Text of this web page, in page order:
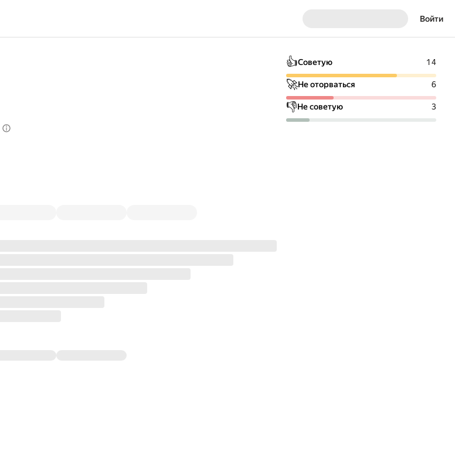
Войти
👍Советую 14
🚀Не оторваться 6
👎Не советую 3